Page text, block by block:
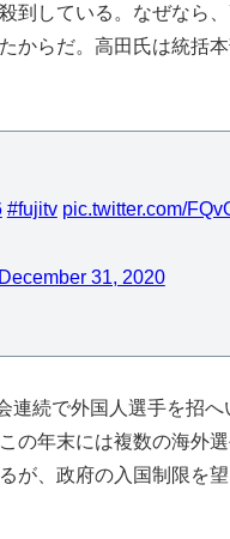
到している。なぜなら
からだ。高田氏は統括
#fujitv pic.twitter.com/
December 31, 2020
続で外国人選手を招
の年末には複数の海外
が、政府の入国制限を